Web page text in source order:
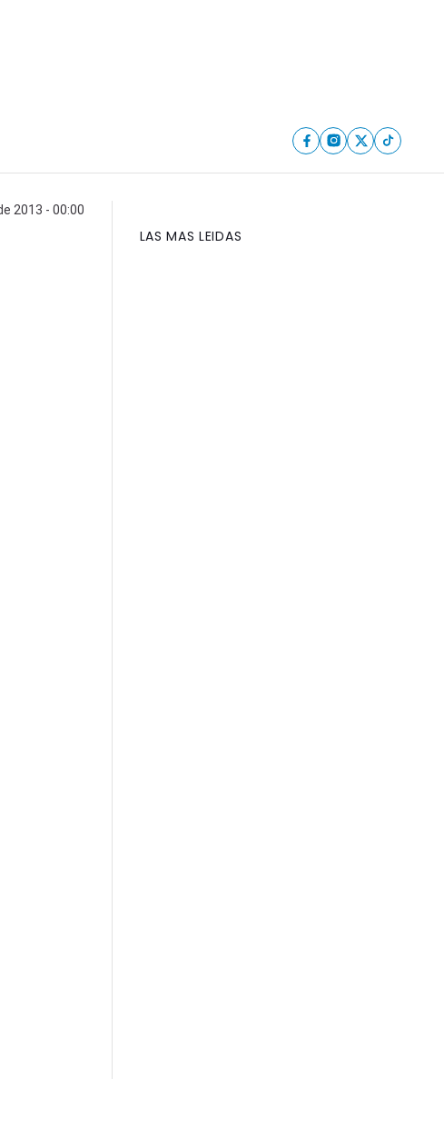
2013 - 00:00
LAS MAS LEIDAS